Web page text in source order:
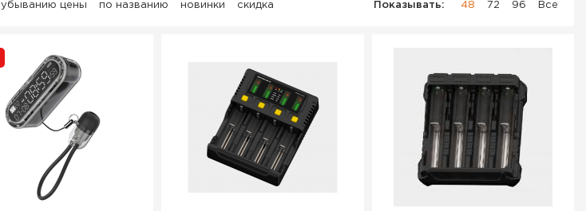
убыванию цены по названию новинки скидка Показывать: 48 72 96 Все